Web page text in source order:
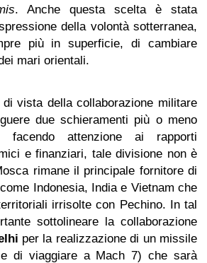
. Anche questa scelta è stata
della volontà sotterranea,
più in superficie, di cambiare
mari orientali.
vista della collaborazione militare
due schieramenti più o meno
attenzione ai rapporti
e finanziari, tale divisione non è
rimane il principale fornitore di
Indonesia, India e Vietnam che
irrisolte con Pechino. In tal
sottolineare la collaborazione
per la realizzazione di un missile
di viaggiare a Mach 7) che sarà